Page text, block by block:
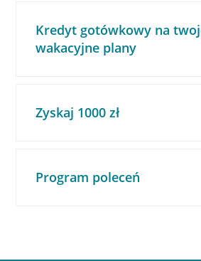
Kredyt gotówkowy na
wakacyjne plany
Zyskaj 1000 zł
Program poleceń